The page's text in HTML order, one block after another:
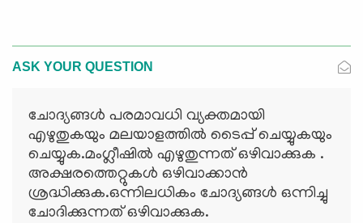
ASK YOUR QUESTION
ചോദ്യങ്ങള്‍ പരമാവധി വ്യക്തമായി
എഴുതുകയും മലയാളത്തില്‍ ടൈപ്പ് ചെയ്യുകയും
ചെയ്യുക.മംഗ്ലീഷില്‍ എഴുതുന്നത് ഒഴിവാക്കുക .
അക്ഷരത്തെറ്റുകള്‍ ഒഴിവാക്കാന്‍
ശ്രദ്ധിക്കുക.ഒന്നിലധികം ചോദ്യങ്ങള്‍ ഒന്നിച്ചു
ചോദിക്കുന്നത് ഒഴിവാക്കുക.